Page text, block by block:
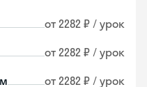
от 2282 ₽ / урок
от 2282 ₽ / урок
от 2282 ₽ / урок